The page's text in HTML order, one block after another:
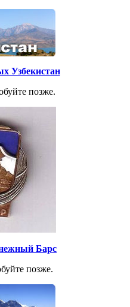
Узбекистан
позже.
Барс
позже.